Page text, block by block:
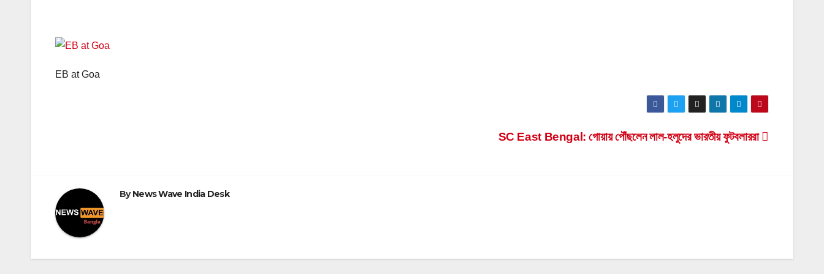
EB at Goa
SC East Bengal: গোয়ায় পৌঁছলেন লাল-হলুদের ভারতীয় ফুটবলাররা
ByNews Wave India Desk